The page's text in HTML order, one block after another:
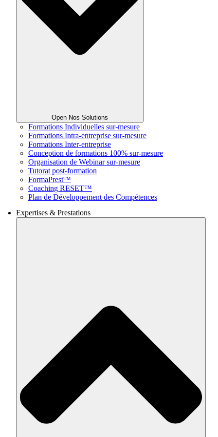
Open Nos Solutions
Formations Individuelles sur-mesure
Formations Intra-entreprise sur-mesure
Formations Inter-entreprise
Conception de formations 100% sur-mesure
Organisation de Webinar sur-mesure
Tutorat post-formation
FormaPrest™
Coaching RESET™
Plan de Développement des Compétences
Expertises & Prestations